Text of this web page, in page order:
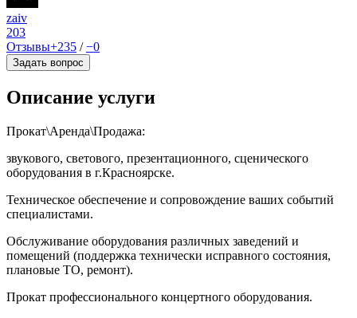
zaiv
203
Отзывы+235 /−0
Задать вопрос
Описание услуги
Прокат\Аренда\Продажа:
звукового, светового, презентационного, сценического
оборудования в г.Красноярске.
Техническое обеспечение и сопровождение ваших событий
специалистами.
Обслуживание оборудования различных заведений и
помещений (поддержка технически исправного состояния,
плановые ТО, ремонт).
Прокат профессионального концертного оборудования.